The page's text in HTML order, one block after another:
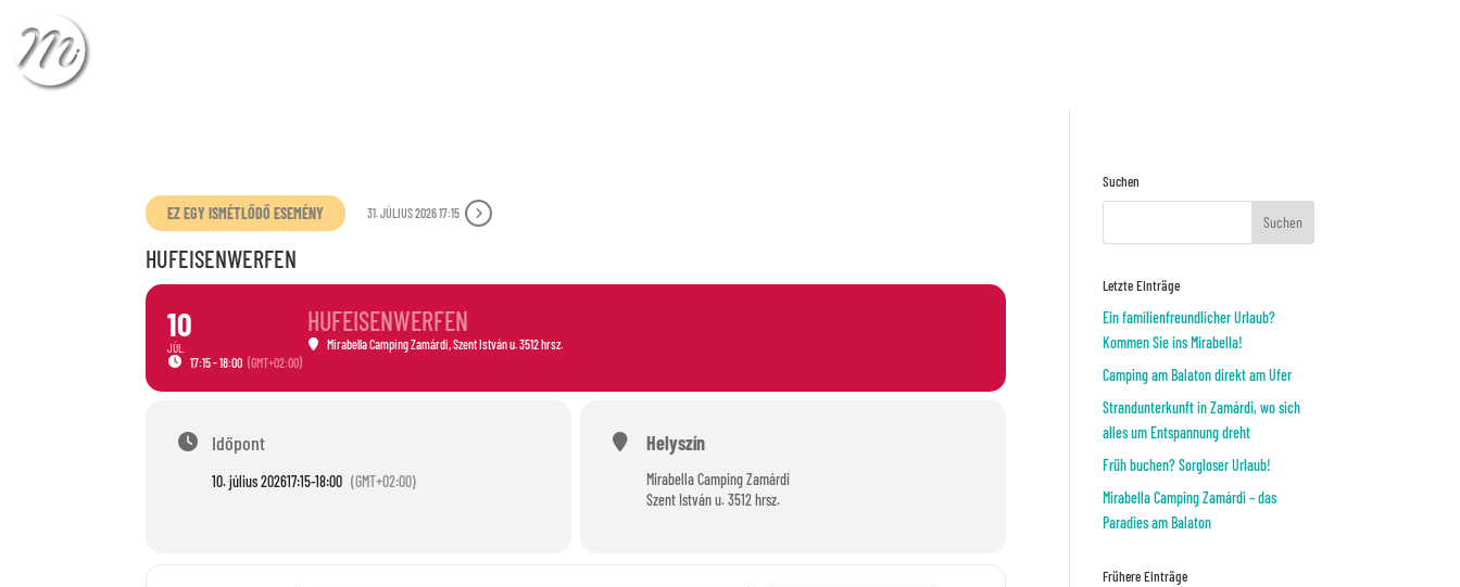
EZ EGY ISMÉTLŐDŐ ESEMÉNY 31. JÚLIUS 2026 17:15
HUFEISENWERFEN
10
JÚL.
17:15 - 18:00 (GMT+02:00)
HUFEISENWERFEN
Mirabella Camping Zamárdi , Szent István u. 3512 hrsz.
Időpont
10. július 202617:15-18:00 (GMT+02:00)
Helyszín
Mirabella Camping Zamárdi
Szent István u. 3512 hrsz.
Suchen
Letzte Einträge
Ein familienfreundlicher Urlaub?
Kommen Sie ins Mirabella!
Camping am Balaton direkt am Ufer
Strandunterkunft in Zamárdi, wo sich
alles um Entspannung dreht
Früh buchen? Sorgloser Urlaub!
Mirabella Camping Zamárdi – das
Paradies am Balaton
Frühere Einträge